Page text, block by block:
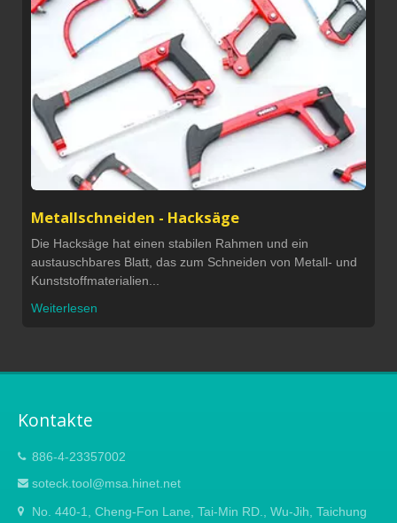
Metallschneiden - Hacksäge
Die Hacksäge hat einen stabilen Rahmen und ein
austauschbares Blatt, das zum Schneiden von Metall- und
Kunststoffmaterialien...
Weiterlesen
Kontakte
886-4-23357002
soteck.tool@msa.hinet.net
No. 440-1, Cheng-Fon Lane, Tai-Min RD., Wu-Jih, Taichung